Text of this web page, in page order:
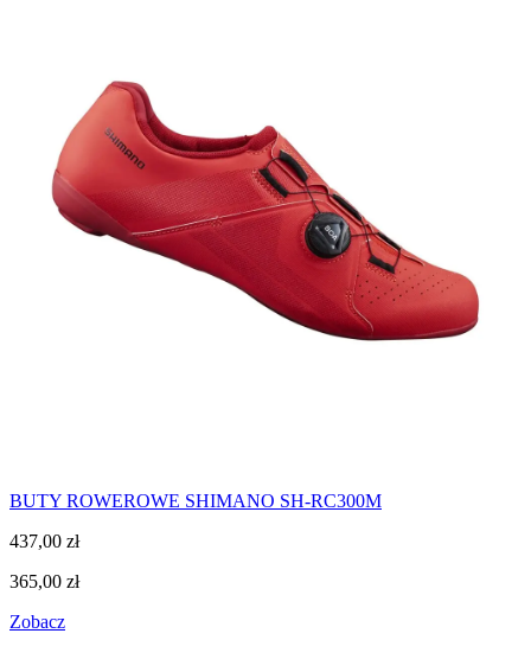
BUTY ROWEROWE SHIMANO SH-RC300M
437,00 zł
365,00 zł
Zobacz